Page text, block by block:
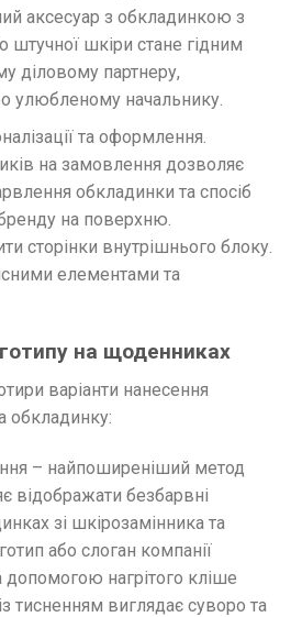
аксесуар з обкладинкою з
штучної шкіри стане гідним
діловому партнеру,
улюбленому начальнику.
та оформлення.
на замовлення дозволяє
обкладинки та спосіб
на поверхню.
сторінки внутрішнього блоку.
елементами та
на щоденниках
варіанти нанесення
обкладинку:
– найпоширеніший метод
відображати безбарвні
зі шкірозамінника та
або слоган компанії
допомогою нагрітого кліше
тисненням виглядає суворо та